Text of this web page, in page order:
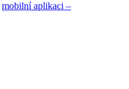
mobilní aplikaci –